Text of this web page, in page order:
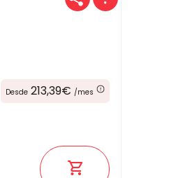
Desde 213,39€ /mes